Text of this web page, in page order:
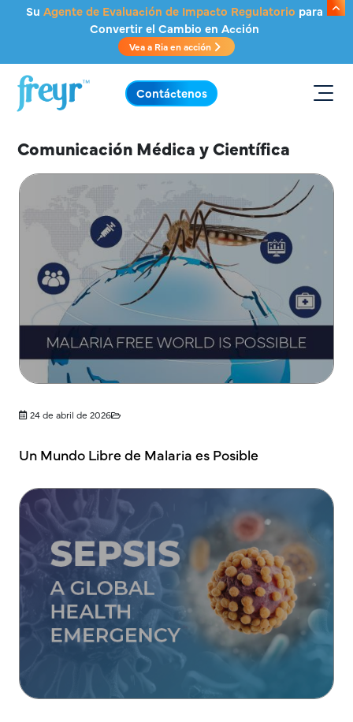
Saltar al contenido principal
Su Agente de Evaluación de Impacto Regulatorio para
Convertir el Cambio en Acción
Vea a Ria en acción
.
Contáctenos
Comunicación Médica y Científica
24 de abril de 2026
Un Mundo Libre de Malaria es Posible